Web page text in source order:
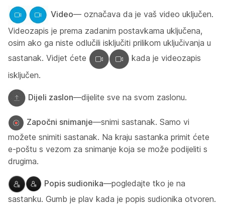
Video— označava da je vaš video uključen.
Videozapis je prema zadanim postavkama uključena,
osim ako ga niste odlučili isključiti prilikom uključivanja u
sastanak. Vidjet ćete
kada je videozapis
isključen.
Dijeli zaslon—dijelite sve na svom zaslonu.
Započni snimanje—snimi sastanak. Samo vi
možete snimiti sastanak. Na kraju sastanka primit ćete
e-poštu s vezom za snimanje koja se može podijeliti s
drugima.
Popis sudionika—pogledajte tko je na
sastanku. Gumb je plav kada je popis sudionika otvoren.